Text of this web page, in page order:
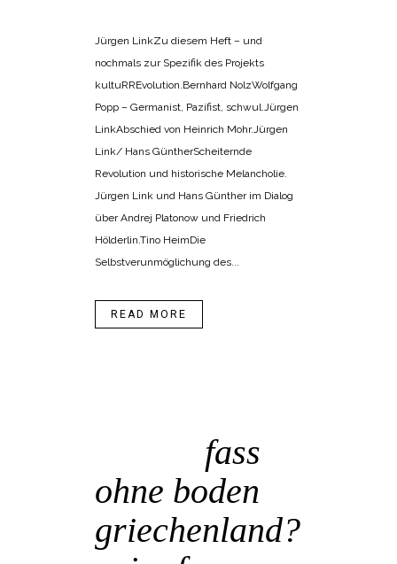
Jürgen LinkZu diesem Heft – und
nochmals zur Spezifik des Projekts
kultuRREvolution.Bernhard NolzWolfgang
Popp – Germanist, Pazifist, schwul.Jürgen
LinkAbschied von Heinrich Mohr.Jürgen
Link/ Hans GüntherScheiternde
Revolution und historische Melancholie.
Jürgen Link und Hans Günther im Dialog
über Andrej Platonow und Friedrich
Hölderlin.Tino HeimDie
Selbstverunmöglichung des...
READ MORE
fass
ohne boden
griechenland?